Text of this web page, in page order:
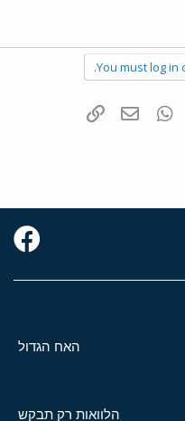
You must log in
Tumblr
WhatsAppדואר אלקטרוני
האח הגדול
הלוואות רק תבקש